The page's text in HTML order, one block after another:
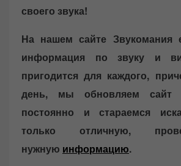
своего звука!
На нашем сайте Звукомания
информация по звуку и
пригодится для каждого,
день, мы обновляем сайт
постоянно и стараемся
только отличную,
нужную информацию.